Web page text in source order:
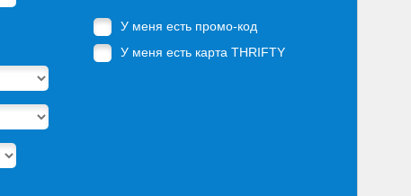
У меня есть промо-код
У меня есть карта THRIFTY